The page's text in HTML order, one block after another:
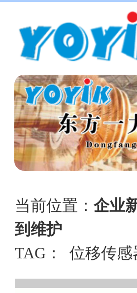
当前位置： 企业
到维护
TAG： 位移传感